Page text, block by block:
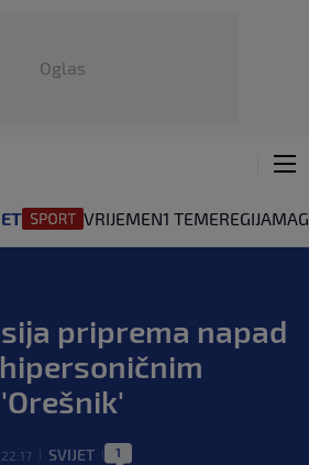
Oglas
VRIJEMEN1 TEMEREGIJA
priprema napad
SVIJET 1